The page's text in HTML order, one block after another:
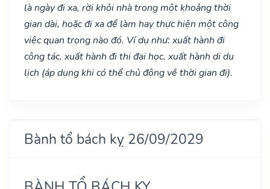
là ngày đi xa, rời khỏi nhà trong một khoảng thời
gian dài, hoặc đi xa để làm hay thực hiện một công
việc quan trọng nào đó. Ví dụ như: xuất hành đi
công tác, xuất hành đi thi đại học, xuất hành di du
lịch (áp dụng khi có thể chủ động về thời gian đi).
Bành tổ bách kỵ 26/09/2029